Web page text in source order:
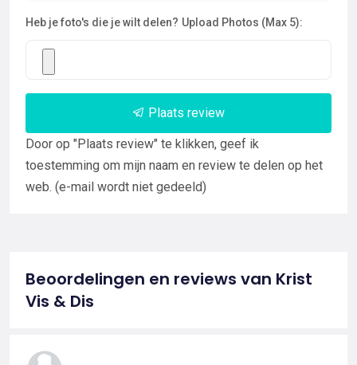
Heb je foto's die je wilt delen? Upload Photos (Max 5):
Plaats review
Door op "Plaats review" te klikken, geef ik
toestemming om mijn naam en review te delen op het
web. (e-mail wordt niet gedeeld)
Beoordelingen en reviews van Krist
Vis & Dis